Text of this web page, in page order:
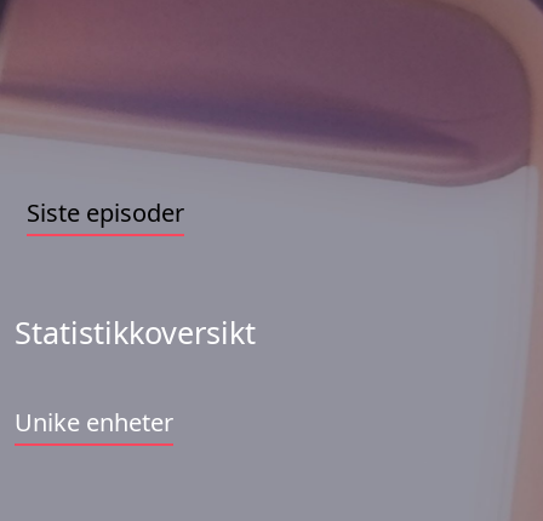
Siste episoder
Statistikkoversikt
Unike enheter